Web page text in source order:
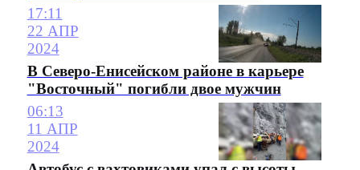
17:11
22 АПР
2024
В Северо-Енисейском районе в карьере
"Восточный" погибли двое мужчин
06:13
11 АПР
2024